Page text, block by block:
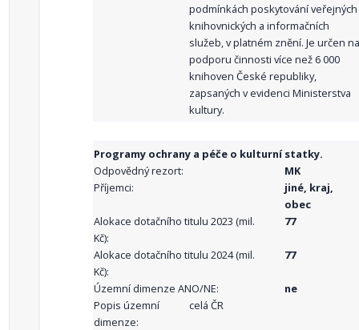
podmínkách poskytování veřejných
knihovnických a informačních
služeb, v platném znění. Je určen na
podporu činnosti více než 6 000
knihoven České republiky,
zapsaných v evidenci Ministerstva
kultury.
Programy ochrany a péče o kulturní statky.
Odpovědný rezort:
MK
Příjemci:
jiné, kraj,
obec
Alokace dotačního titulu 2023 (mil.
Kč):
77
Alokace dotačního titulu 2024 (mil.
Kč):
77
Územní dimenze ANO/NE:
ne
Popis územní
dimenze:
celá ČR